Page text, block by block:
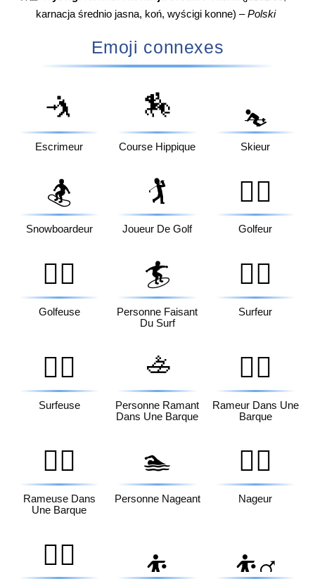
karnacja średnio jasna, koń, wyścigi konne) –Polski
Emoji connexes
🤺
Escrimeur
🏇
Course Hippique
⛷️
Skieur
🏂
Snowboardeur
🏌️
Joueur De Golf
🏌️‍♂️
Golfeur
🏌️‍♀️
Golfeuse
🏄
Personne Faisant
Du Surf
🏄‍♂️
Surfeur
🏄‍♀️
Surfeuse
🚣
Personne Ramant
Dans Une Barque
🚣‍♂️
Rameur Dans Une
Barque
🚣‍♀️
Rameuse Dans
Une Barque
🏊
Personne Nageant
🏊‍♂️
Nageur
🏊‍♀️ ⛹️ ⛹️‍♂️